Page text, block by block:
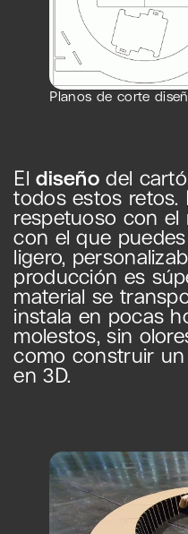
Planos de corte
Eldiseño del
todos estos retos.
respetuoso con el
con el que
ligero,
producción es
material se
instala en pocas
molestos, sin
como construir
en 3D.